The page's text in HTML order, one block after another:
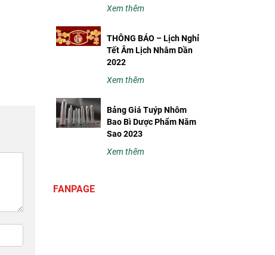
Xem thêm
THÔNG BÁO – Lịch Nghỉ
Tết Âm Lịch Nhâm Dần
2022
Xem thêm
Bảng Giá Tuýp Nhôm
Bao Bì Dược Phẩm Năm
Sao 2023
Xem thêm
FANPAGE